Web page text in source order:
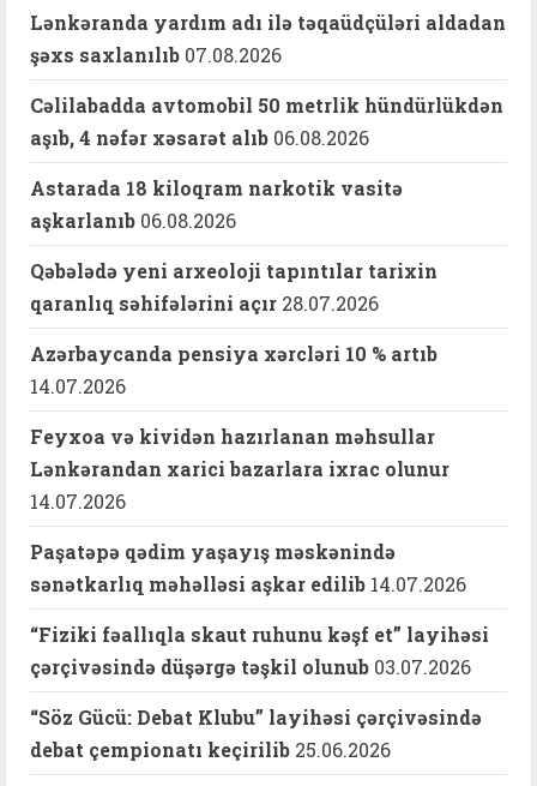
Lənkəranda yardım adı ilə təqaüdçüləri aldadan
şəxs saxlanılıb 07.08.2026
Cəlilabadda avtomobil 50 metrlik hündürlükdən
aşıb, 4 nəfər xəsarət alıb 06.08.2026
Astarada 18 kiloqram narkotik vasitə
aşkarlanıb 06.08.2026
Qəbələdə yeni arxeoloji tapıntılar tarixin
qaranlıq səhifələrini açır 28.07.2026
Azərbaycanda pensiya xərcləri 10 % artıb
14.07.2026
Feyxoa və kividən hazırlanan məhsullar
Lənkərandan xarici bazarlara ixrac olunur
14.07.2026
Paşatəpə qədim yaşayış məskənində
sənətkarlıq məhəlləsi aşkar edilib 14.07.2026
“Fiziki fəallıqla skaut ruhunu kəşf et” layihəsi
çərçivəsində düşərgə təşkil olunub 03.07.2026
“Söz Gücü: Debat Klubu” layihəsi çərçivəsində
debat çempionatı keçirilib 25.06.2026